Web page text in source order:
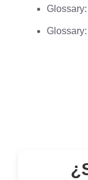
Glossary: